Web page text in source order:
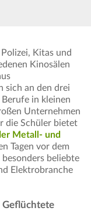
Kitas und
Kinosälen
sich an den drei
in kleinen
Unternehmen
die Schüler bietet
Metall- und
Tagen vor dem
beliebte
Elektrobranche